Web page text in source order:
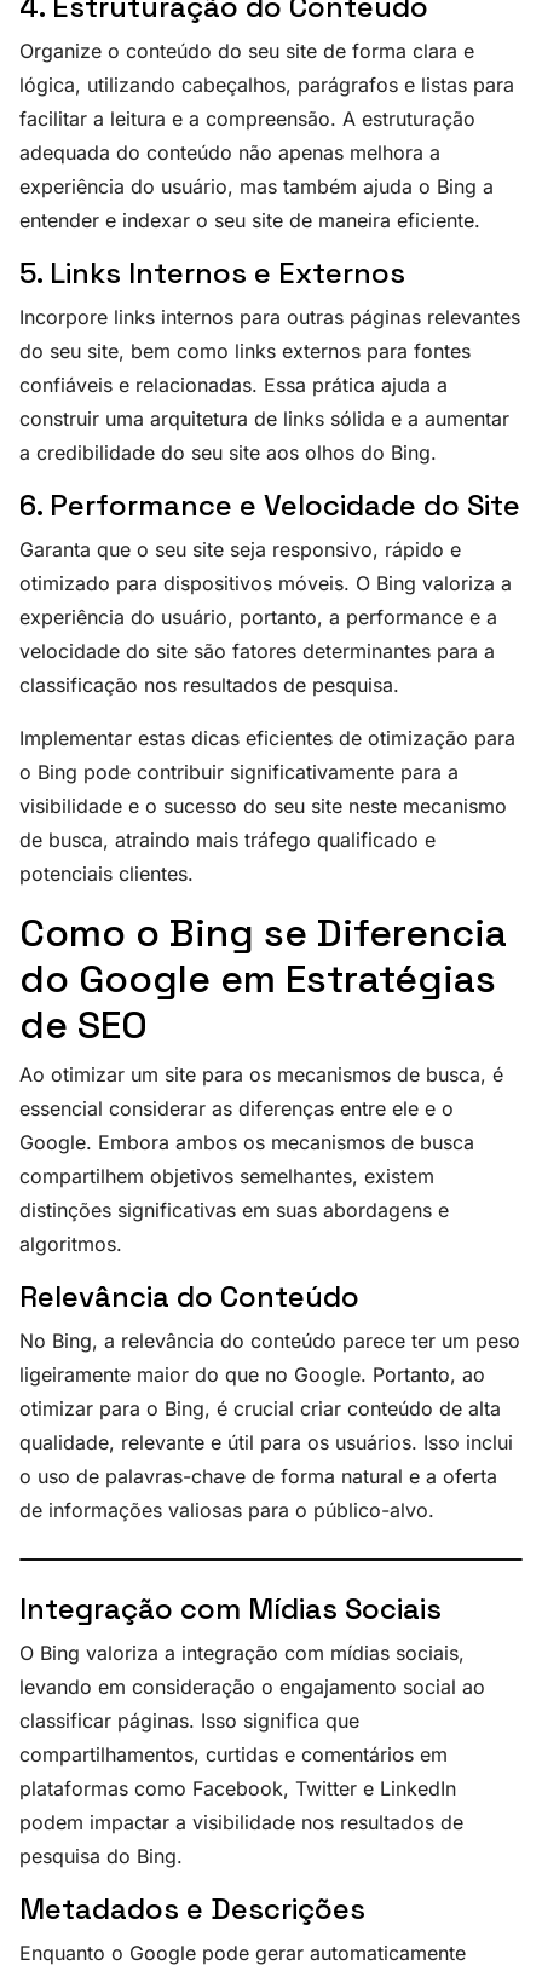
Organize o conteúdo do seu site de forma clara e
lógica, utilizando cabeçalhos, parágrafos e listas para
facilitar a leitura e a compreensão. A estruturação
adequada do conteúdo não apenas melhora a
experiência do usuário, mas também ajuda o Bing a
entender e indexar o seu site de maneira eficiente.
5. Links Internos e Externos
Incorpore links internos para outras páginas relevantes
do seu site, bem como links externos para fontes
confiáveis e relacionadas. Essa prática ajuda a
construir uma arquitetura de links sólida e a aumentar
a credibilidade do seu site aos olhos do Bing.
6. Performance e Velocidade do Site
Garanta que o seu site seja responsivo, rápido e
otimizado para dispositivos móveis. O Bing valoriza a
experiência do usuário, portanto, a performance e a
velocidade do site são fatores determinantes para a
classificação nos resultados de pesquisa.
Implementar estas dicas eficientes de otimização para
o Bing pode contribuir significativamente para a
visibilidade e o sucesso do seu site neste mecanismo
de busca, atraindo mais tráfego qualificado e
potenciais clientes.
Como o Bing se Diferencia
do Google em Estratégias
de SEO
Ao otimizar um site para os mecanismos de busca, é
essencial considerar as diferenças entre ele e o
Google. Embora ambos os mecanismos de busca
compartilhem objetivos semelhantes, existem
distinções significativas em suas abordagens e
algoritmos.
Relevância do Conteúdo
No Bing, a relevância do conteúdo parece ter um peso
ligeiramente maior do que no Google. Portanto, ao
otimizar para o Bing, é crucial criar conteúdo de alta
qualidade, relevante e útil para os usuários. Isso inclui
o uso de palavras-chave de forma natural e a oferta
de informações valiosas para o público-alvo.
Integração com Mídias Sociais
O Bing valoriza a integração com mídias sociais,
levando em consideração o engajamento social ao
classificar páginas. Isso significa que
compartilhamentos, curtidas e comentários em
plataformas como Facebook, Twitter e LinkedIn
podem impactar a visibilidade nos resultados de
pesquisa do Bing.
Metadados e Descrições
Enquanto o Google pode gerar automaticamente